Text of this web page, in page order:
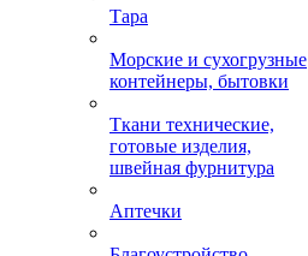
Тара
Морские и сухогрузные
контейнеры, бытовки
Ткани технические,
готовые изделия,
швейная фурнитура
Аптечки